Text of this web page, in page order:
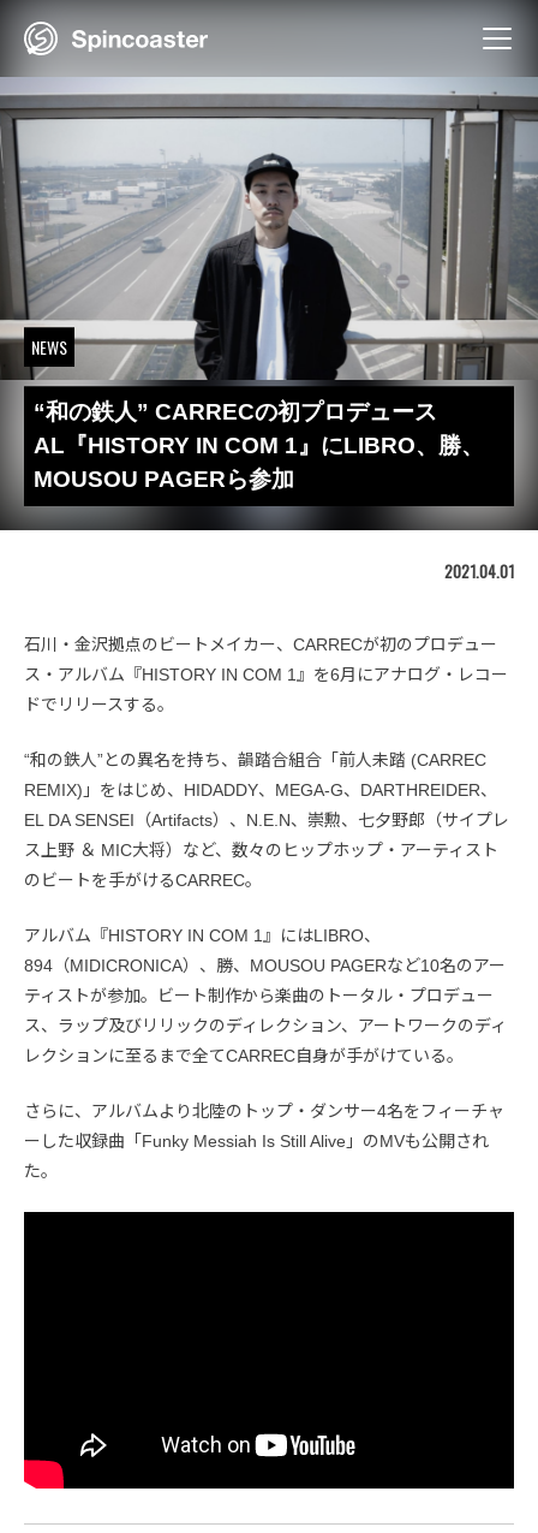
NEWS
“和の鉄人” CARRECの初プロデュース
AL『HISTORY IN COM 1』にLIBRO、勝、
MOUSOU PAGERら参加
2021.04.01
石川・金沢拠点のビートメイカー、CARRECが初のプロデュー
ス・アルバム『HISTORY IN COM 1』を6月にアナログ・レコー
ドでリリースする。
“和の鉄人”との異名を持ち、韻踏合組合「前人未踏 (CARREC
REMIX)」をはじめ、HIDADDY、MEGA-G、DARTHREIDER、
EL DA SENSEI（Artifacts）、N.E.N、崇勲、七夕野郎（サイプレ
ス上野 ＆ MIC大将）など、数々のヒップホップ・アーティスト
のビートを手がけるCARREC。
アルバム『HISTORY IN COM 1』にはLIBRO、
894（MIDICRONICA）、勝、MOUSOU PAGERなど10名のアー
ティストが参加。ビート制作から楽曲のトータル・プロデュー
ス、ラップ及びリリックのディレクション、アートワークのディ
レクションに至るまで全てCARREC自身が手がけている。
さらに、アルバムより北陸のトップ・ダンサー4名をフィーチャ
ーした収録曲「Funky Messiah Is Still Alive」のMVも公開され
た。